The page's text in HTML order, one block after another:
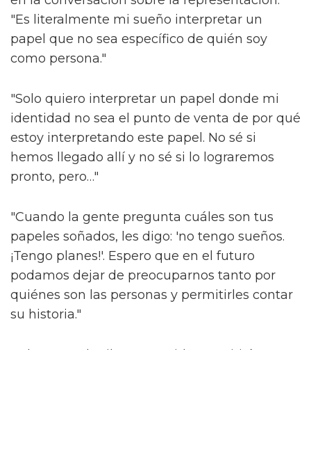
"Es literalmente mi sueño interpretar un
papel que no sea específico de quién soy
como persona."
"Solo quiero interpretar un papel donde mi
identidad no sea el punto de venta de por qué
estoy interpretando este papel. No sé si
hemos llegado allí y no sé si lo lograremos
pronto, pero…"
"Cuando la gente pregunta cuáles son tus
papeles soñados, les digo: 'no tengo sueños.
¡Tengo planes!'. Espero que en el futuro
podamos dejar de preocuparnos tanto por
quiénes son las personas y permitirles contar
su historia."
'What It Feels Like For A Girl' se emitirá en